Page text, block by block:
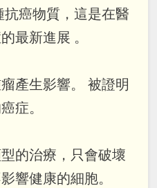
癌物質，這是在醫
最新進展 。
產生影響。 被證明
症。
的治療，只會破壞
響健康的細胞。